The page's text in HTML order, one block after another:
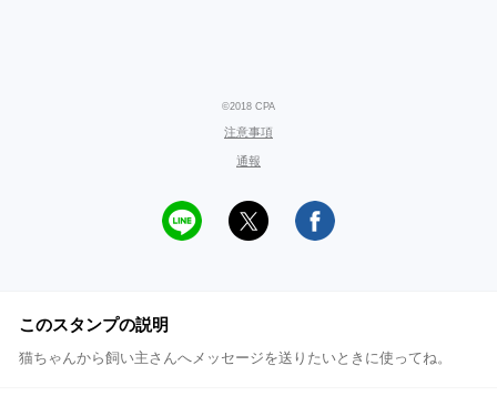
©2018 CPA
注意事項
通報
このスタンプの説明
猫ちゃんから飼い主さんへメッセージを送りたいときに使ってね。